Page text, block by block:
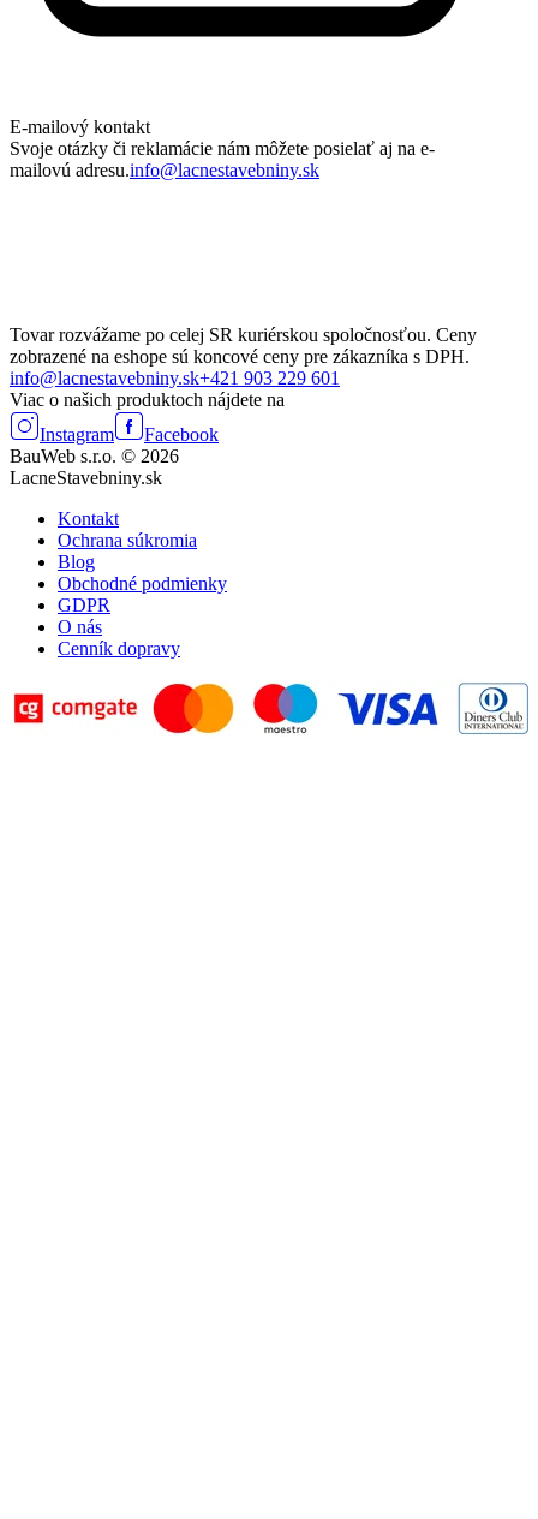
E-mailový kontakt
Svoje otázky či reklamácie nám môžete posielať aj na e-
mailovú adresu.info@lacnestavebniny.sk
Tovar rozvážame po celej SR kuriérskou spoločnosťou. Ceny
zobrazené na eshope sú koncové ceny pre zákazníka s DPH.
info@lacnestavebniny.sk+421 903 229 601
Viac o našich produktoch nájdete na
Instagram
Facebook
BauWeb s.r.o. © 2026
LacneStavebniny.sk
Kontakt
Ochrana súkromia
Blog
Obchodné podmienky
GDPR
O nás
Cenník dopravy